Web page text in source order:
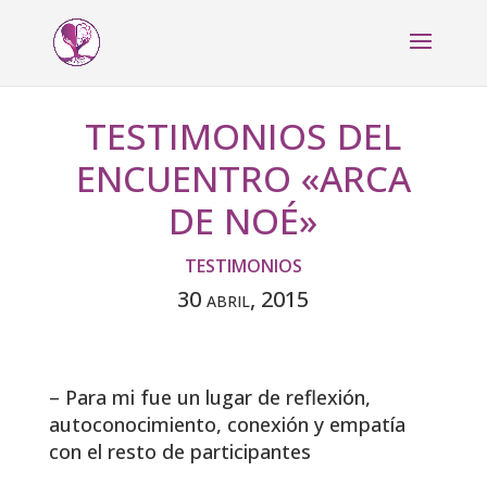
TESTIMONIOS DEL
ENCUENTRO «ARCA
DE NOÉ»
TESTIMONIOS
30 abril, 2015
– Para mi fue un lugar de reflexión,
autoconocimiento, conexión y empatía
con el resto de participantes